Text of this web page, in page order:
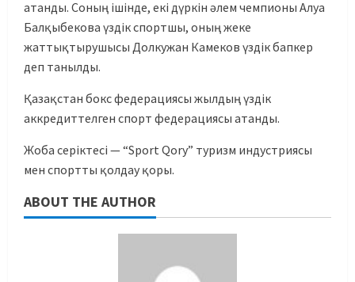
атанды. Соның ішінде, екі дүркін әлем чемпионы Алуа
Балқыбекова үздік спортшы, оның жеке
жаттықтырушысы Долкужан Камеков үздік бапкер
деп танылды.
Қазақстан бокс федерациясы жылдың үздік
аккредиттелген спорт федерациясы атанды.
Жоба серіктесі — “Sport Qory” туризм индустриясы
мен спортты қолдау қоры.
ABOUT THE AUTHOR